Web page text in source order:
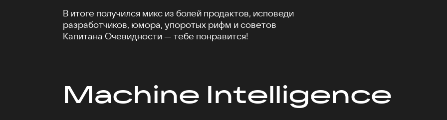
В итоге получился микс из болей продактов, исповеди
разработчиков, юмора, упоротых рифм и советов
Капитана Очевидности — тебе понравится!
Machine Intelligence